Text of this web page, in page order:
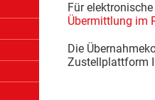
Für
Übermittlung im
Die
Zustellplattform